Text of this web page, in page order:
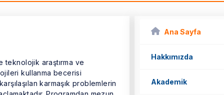
teknolojik araştırma ve
kullanma becerisi
karmaşık problemlerin
Ana Sayfa
Hakkımızda
Akademik